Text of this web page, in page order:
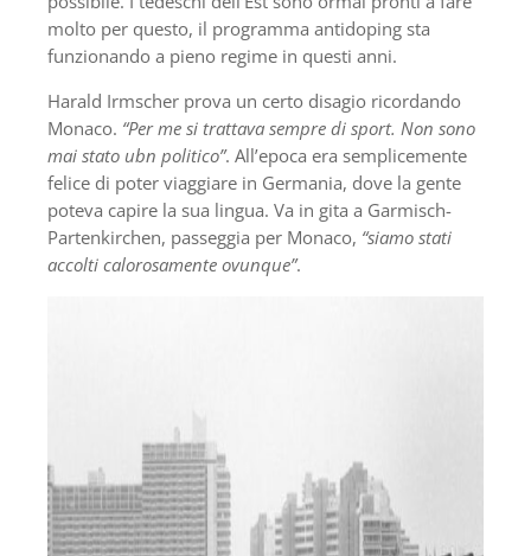
molto per questo, il programma antidoping sta
funzionando a pieno regime in questi anni.
Harald Irmscher prova un certo disagio ricordando
Monaco. “Per me si trattava sempre di sport. Non sono
mai stato ubn politico”. All’epoca era semplicemente
felice di poter viaggiare in Germania, dove la gente
poteva capire la sua lingua. Va in gita a Garmisch-
Partenkirchen, passeggia per Monaco, “siamo stati
accolti calorosamente ovunque”.